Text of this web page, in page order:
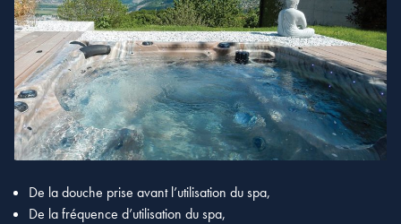
De la douche prise avant l’utilisation du spa,
De la fréquence d’utilisation du spa,